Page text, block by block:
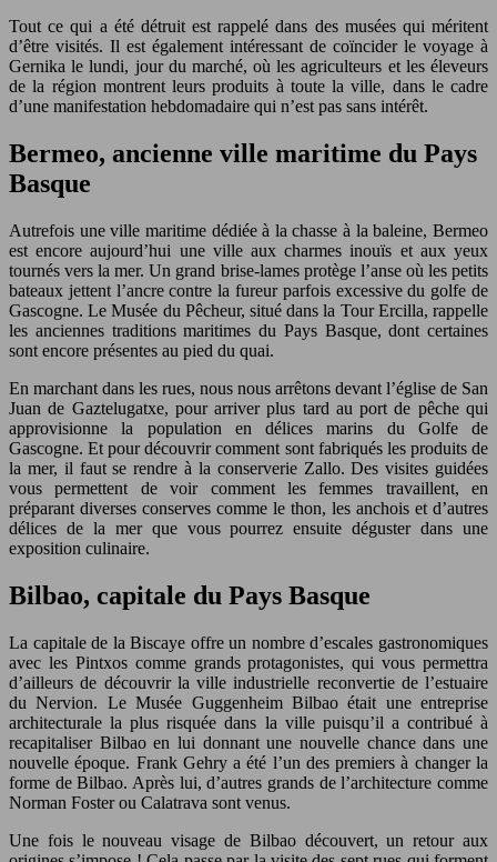
Tout ce qui a été détruit est rappelé dans des musées qui méritent
d’être visités. Il est également intéressant de coïncider le voyage à
Gernika le lundi, jour du marché, où les agriculteurs et les éleveurs
de la région montrent leurs produits à toute la ville, dans le cadre
d’une manifestation hebdomadaire qui n’est pas sans intérêt.
Bermeo, ancienne ville maritime du Pays
Basque
Autrefois une ville maritime dédiée à la chasse à la baleine, Bermeo
est encore aujourd’hui une ville aux charmes inouïs et aux yeux
tournés vers la mer. Un grand brise-lames protège l’anse où les petits
bateaux jettent l’ancre contre la fureur parfois excessive du golfe de
Gascogne. Le Musée du Pêcheur, situé dans la Tour Ercilla, rappelle
les anciennes traditions maritimes du Pays Basque, dont certaines
sont encore présentes au pied du quai.
En marchant dans les rues, nous nous arrêtons devant l’église de San
Juan de Gaztelugatxe, pour arriver plus tard au port de pêche qui
approvisionne la population en délices marins du Golfe de
Gascogne. Et pour découvrir comment sont fabriqués les produits de
la mer, il faut se rendre à la conserverie Zallo. Des visites guidées
vous permettent de voir comment les femmes travaillent, en
préparant diverses conserves comme le thon, les anchois et d’autres
délices de la mer que vous pourrez ensuite déguster dans une
exposition culinaire.
Bilbao, capitale du Pays Basque
La capitale de la Biscaye offre un nombre d’escales gastronomiques
avec les Pintxos comme grands protagonistes, qui vous permettra
d’ailleurs de découvrir la ville industrielle reconvertie de l’estuaire
du Nervion. Le Musée Guggenheim Bilbao était une entreprise
architecturale la plus risquée dans la ville puisqu’il a contribué à
recapitaliser Bilbao en lui donnant une nouvelle chance dans une
nouvelle époque. Frank Gehry a été l’un des premiers à changer la
forme de Bilbao. Après lui, d’autres grands de l’architecture comme
Norman Foster ou Calatrava sont venus.
Une fois le nouveau visage de Bilbao découvert, un retour aux